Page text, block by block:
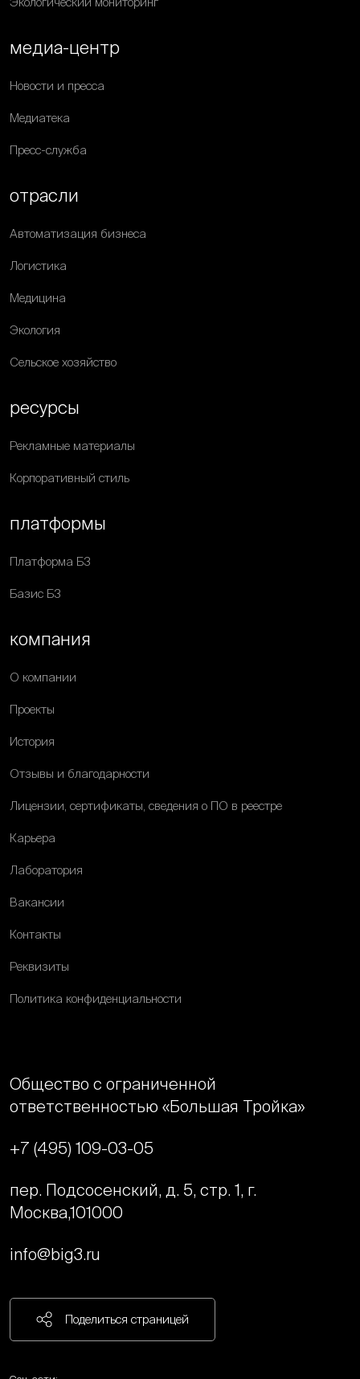
медиа-центр
Новости и пресса
Медиатека
Пресс-служба
отрасли
Автоматизация бизнеса
Логистика
Медицина
Экология
Сельское хозяйство
ресурсы
Рекламные материалы
Корпоративный стиль
платформы
Платформа Б3
Базис Б3
компания
О компании
Проекты
История
Отзывы и благодарности
Лицензии, сертификаты, сведения о ПО в реестре
Карьера
Лаборатория
Вакансии
Контакты
Реквизиты
Политика конфиденциальности
Общество с ограниченной
ответственностью «Большая Тройка»
+7 (495) 109-03-05
пер. Подсосенский, д. 5, стр. 1, г.
Москва,101000
info@big3.ru
Поделиться страницей